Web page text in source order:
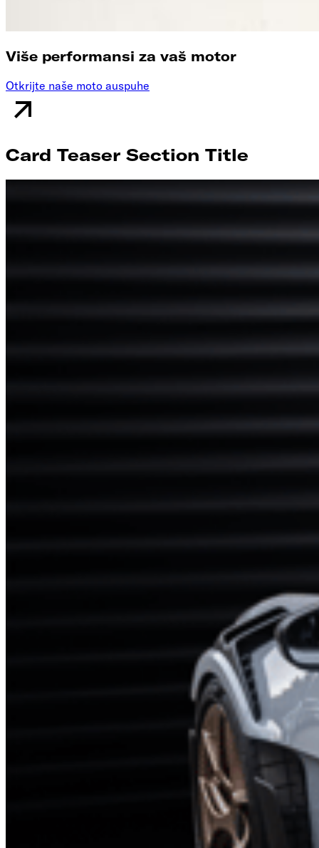
Više performansi za vaš motor
Otkrijte naše moto auspuhe
Card Teaser Section Title